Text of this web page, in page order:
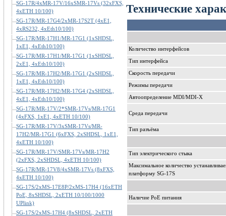
SG-17R/4xMR-17V/16xSMR-17Vs (32xFXS,
4xETH 10/100)
SG-17R/MR-17G4/2xMR-17S2T (4xE1,
4xRS232, 4xEth10/100)
SG-17R/MR-17H1/MR-17G1 (1xSHDSL,
1xE1, 4xEth10/100)
SG-17R/MR-17H1/MR-17G1 (1xSHDSL,
2xE1, 4xEth10/100)
SG-17R/MR-17H2/MR-17G1 (2xSHDSL,
1xE1, 4xEth10/100)
SG-17R/MR-17H2/MR-17G4 (2xSHDSL,
4xE1, 4xEth10/100)
SG-17R/MR-17V/2*SMR-17Vs/MR-17G1
(4xFXS, 1xE1, 4xETH 10/100)
SG-17R/MR-17V/3xSMR-17Vs/MR-
17H2/MR-17G1 (6xFXS, 2xSHDSL, 1xE1,
4xETH 10/100)
SG-17R/MR-17V/SMR-17Vs/MR-17H2
(2xFXS, 2xSHDSL, 4xETH 10/100)
SG-17R/MR-17V8/4xSMR-17Vs (8xFXS,
4xETH 10/100)
SG-17S/2xMS-17E8P/2xMS-17H4 (16xETH
PoE, 8xSHDSL, 2xETH 10/100/1000
UPlink)
SG-17S/2xMS-17H4 (8xSHDSL, 2xETH
Технические
Количество интерфейсов
Тип интерфейса
Скорость передачи
Режимы передачи
Автоопределение MDI/MDI-X
Среда передачи
Тип разъёма
Тип электрического стыка
Максимальное количество
платформу SG-17S
Наличие PoE питания